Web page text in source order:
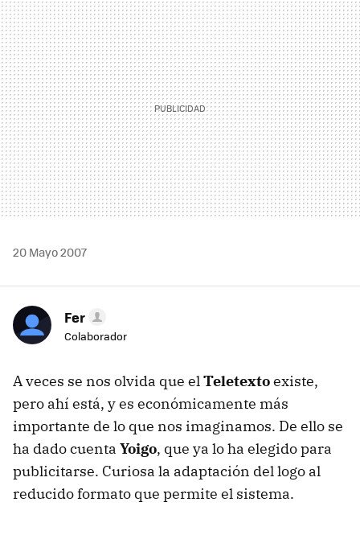
MAIL
20 Mayo 2007
Fer
Colaborador
A veces se nos olvida que elTeletextoexiste,
pero ahí está, y es económicamente más
importante de lo que nos imaginamos. De ello se
ha dado cuenta Yoigo, que ya lo ha elegido para
publicitarse. Curiosa la adaptación del logo al
reducido formato que permite el sistema.